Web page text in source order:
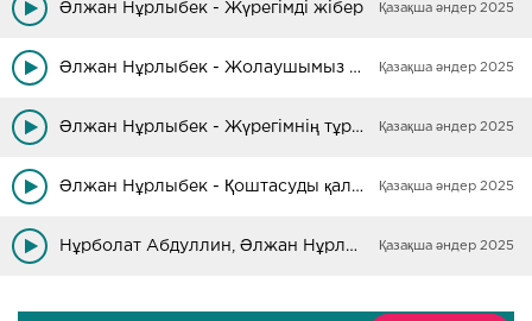
Әлжан Нұрлыбек - Жүрегімді жібер Қазақша әндер 2025
Әлжан Нұрлыбек - Жолаушымыз біз Қазақша әндер 2025
Әлжан Нұрлыбек - Жүрегімнің тұрғыны Қазақша әндер 2025
Әлжан Нұрлыбек - Қоштасуды қаламаймын Қазақша әндер 2025
Нұрболат Абдуллин, Әлжан Нұрлыбек - Тамшылар Қазақша әндер 2025